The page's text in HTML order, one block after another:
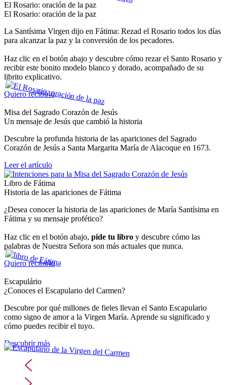
El Rosario: oración de la paz
El Rosario: oración de la paz
La Santísima Virgen dijo en Fátima: Rezad el Rosario todos los días
para alcanzar la paz y la conversión de los pecadores.
Haz clic en el botón abajo y descubre cómo rezar el Santo Rosario y
recibir este bonito modelo blanco y dorado, acompañado de su
librito explicativo.
Quiero recibirlo
Misa del Sagrado Corazón de Jesús
Un mensaje de Jesús que cambió la historia
Descubre la profunda historia de las apariciones del Sagrado
Corazón de Jesús a Santa Margarita María de Alacoque en 1673.
Leer el artículo
Libro de Fátima
Historia de las apariciones de Fátima
¿Desea conocer la historia de las apariciones de María Santísima en
Fátima y su mensaje profético?
Haz clic en el botón abajo, pide tu libro y descubre cómo las
palabras de Nuestra Señora son más actuales que nunca.
Quiero recibirlo
Escapulário
¿Conoces el Escapulario del Carmen?
Descubre por qué millones de fieles llevan el Santo Escapulario
como signo de amor a la Virgen María. Aprende su significado y
cómo puedes recibir el tuyo.
Descubrir más